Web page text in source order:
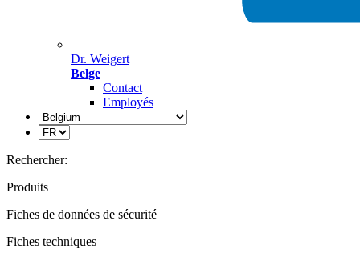
Dr. Weigert
Belge
Contact
Employés
Rechercher:
Produits
Fiches de données de sécurité
Fiches techniques